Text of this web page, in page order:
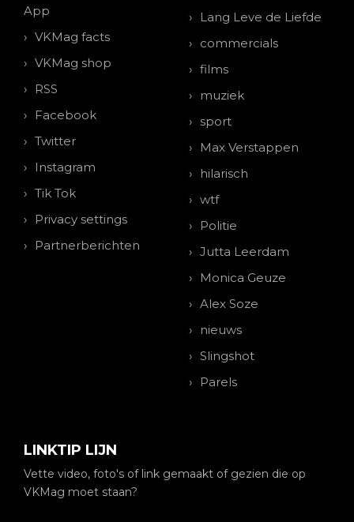
App
VKMag facts
VKMag shop
RSS
Facebook
Twitter
Instagram
Tik Tok
Privacy settings
Partnerberichten
Lang Leve de Liefde
commercials
films
muziek
sport
Max Verstappen
hilarisch
wtf
Politie
Jutta Leerdam
Monica Geuze
Alex Soze
nieuws
Slingshot
Parels
LINKTIP LIJN
Vette video, foto's of link gemaakt of gezien die op
VKMag moet staan?